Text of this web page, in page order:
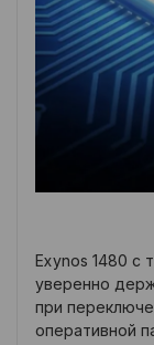
Exynos 1480 с
уверенно
при
оперативной